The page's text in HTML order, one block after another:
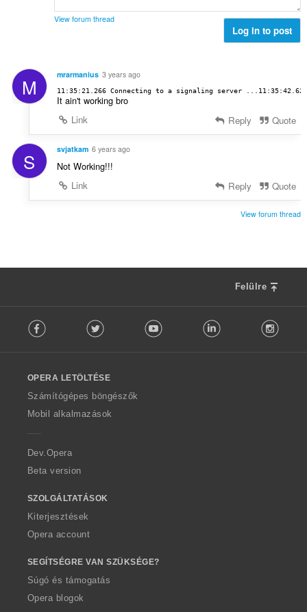
a
:s
a
:
k
s
s
z
á
a
:
View forum thread
Log in to post
M mrarmanius 3 years ago
11:35:21.266 Connecting to a signaling server
It ain't working bro
Link
Reply Quote
S svjatkam 6 years ago
Not Working!!!
Link
Reply Quote
View forum thread
Felülre
o
w
O
p
a
Facebook Twitter Youtube LinkedIn
OPERA LETÖLTÉSE
Számítógépes böngészők
Mobil alkalmazások
Dev.Opera
Beta version
SZOLGÁLTATÁSOK
Kiterjesztések
Opera account
SEGÍTSÉGRE VAN SZÜKSÉGE?
Súgó és támogatás
Opera blogok